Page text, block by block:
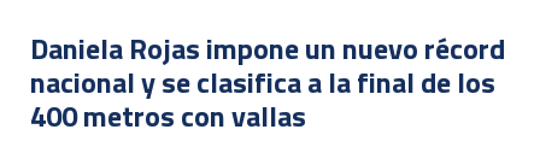
Daniela Rojas impone un nuevo récord
nacional y se clasifica a la final de los
400 metros con vallas